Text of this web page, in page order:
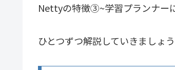
Nettyの特徴③~学習プランナー
ひとつずつ解説していきましょう